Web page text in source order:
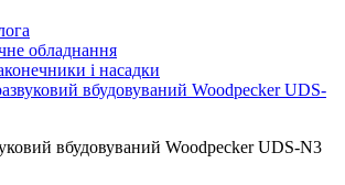
обладнання
і насадки
вбудовуваний Woodpecker UDS-